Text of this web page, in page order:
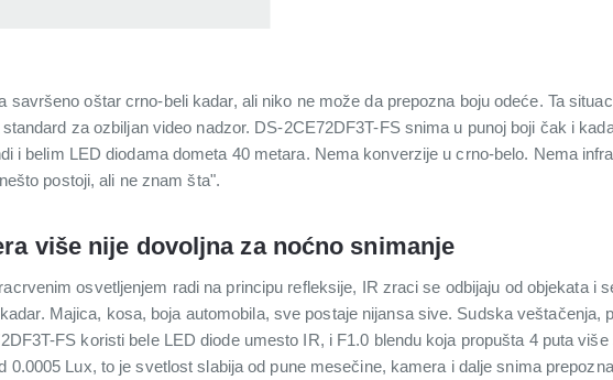
savršeno oštar crno-beli kadar, ali niko ne može da prepozna boju odeće. Ta
za ozbiljan video nadzor. DS-2CE72DF3T-FS snima u punoj boji čak i
i belim LED diodama dometa 40 metara. Nema konverzije u crno-belo. Nema
postoji, ali ne znam šta".
više nije dovoljna za noćno snimanje
osvetljenjem radi na principu refleksije, IR zraci se odbijaju od objekata i
Majica, kosa, boja automobila, sve postaje nijansa sive. Sudska veštačenja,
FS koristi bele LED diode umesto IR, i F1.0 blendu koja propušta 4 puta
0.0005 Lux, to je svetlost slabija od pune mesečine, kamera i dalje snima